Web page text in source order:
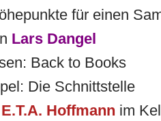
für einen
Lars Dangel
Back to Books
Die Schnittstelle
E.T.A. Hoffmann im